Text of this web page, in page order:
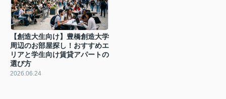
【創造大生向け】豊橋創造大学
周辺のお部屋探し！おすすめエ
リアと学生向け賃貸アパートの
選び方
2026.06.24